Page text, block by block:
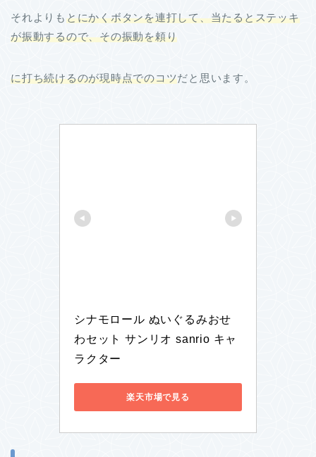
それよりもとにかくボタンを連打して、当たるとステッキ
が振動するので、その振動を頼り
に打ち続けるのが現時点でのコツだと思います。
シナモロール ぬいぐるみおせ
わセット サンリオ sanrio キャ
ラクター
楽天市場で見る